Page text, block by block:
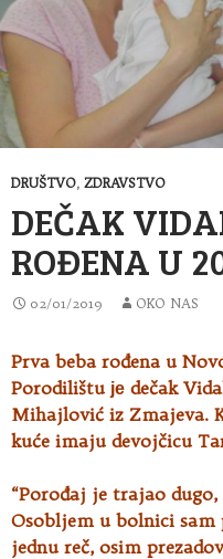
DRUŠTVO, ZDRAVSTVO
DEČAK
ROĐENA U
02/01/2019 OKO NAS
Prva beba rođena u
Porodilištu је dečak
Mihajlović iz Zmajeva.
kuće imaju devojčicu
“Porođaj je trajao
Osobljem u bolnici sam
jednu reč, osim